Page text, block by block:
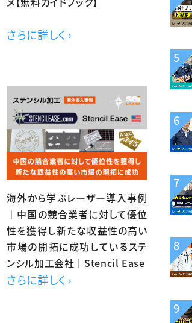
さらに詳しく ›
海外から学ぶレーザー導入事例
｜中国の競合業者に対して優位
性を獲得し新たな収益性の高い
市場の開拓に成功しているステ
ンシル加工会社｜Stencil Ease
さらに詳しく ›
5
6
7
8
9